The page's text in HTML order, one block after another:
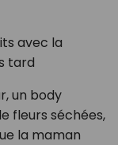
avec la
tard
un body
fleurs séchées,
la maman